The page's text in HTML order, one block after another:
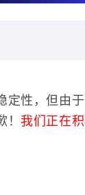
定性，但由
我们正在